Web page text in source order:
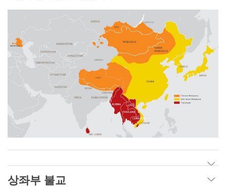
상좌부 불교